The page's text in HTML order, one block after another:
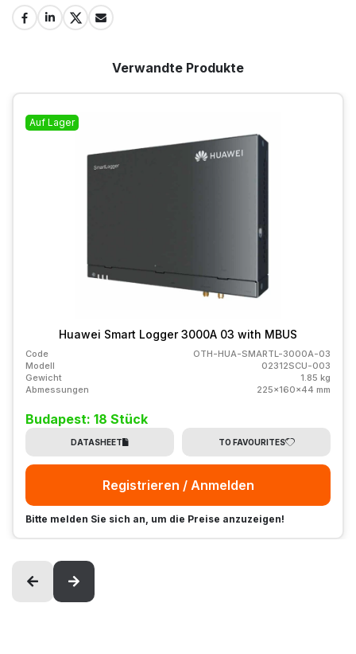
Verwandte Produkte
Auf Lager
Huawei Smart Logger 3000A 03 with MBUS
Code
OTH-HUA-SMARTL-3000A-03
Modell
02312SCU-003
Gewicht
1.85 kg
Abmessungen
225x160x44 mm
Budapest: 18 Stück
DATASHEET TO FAVOURITES
Registrieren / Anmelden
Bitte melden Sie sich an, um die Preise anzuzeigen!